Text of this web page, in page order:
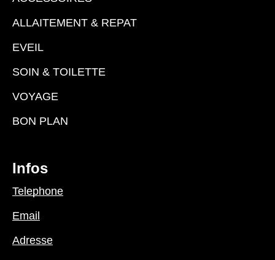
ALLAITEMENT & REPAT
EVEIL
SOIN & TOILETTE
VOYAGE
BON PLAN
Infos
Telephone
Email
Adresse